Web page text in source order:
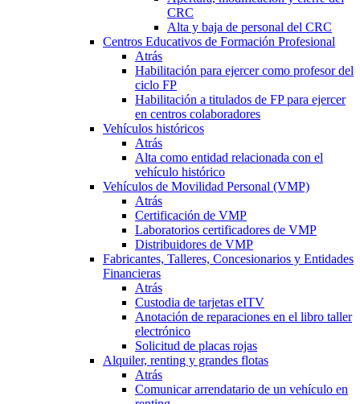
CRC
Alta y baja de personal del CRC
Centros Educativos de Formación Profesional
Atrás
Habilitación para ejercer como profesor del
ciclo FP
Habilitación a titulados de FP para ejercer
en centros colaboradores
Vehículos históricos
Atrás
Alta como entidad relacionada con el
vehículo histórico
Vehículos de Movilidad Personal (VMP)
Atrás
Certificación de VMP
Laboratorios certificadores de VMP
Distribuidores de VMP
Fabricantes, Talleres, Concesionarios y Entidades
Financieras
Atrás
Custodia de tarjetas eITV
Anotación de reparaciones en el libro taller
electrónico
Solicitud de placas rojas
Alquiler, renting y grandes flotas
Atrás
Comunicar arrendatario de un vehículo en